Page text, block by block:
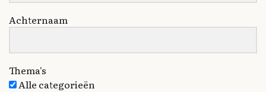
Achternaam
Thema's
Alle categorieën